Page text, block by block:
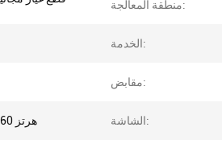
منطقة المعالجة:
الخدمة:
مقابض:
AC110V / 220V 50 هرتز 60 هرتز الشاشة: